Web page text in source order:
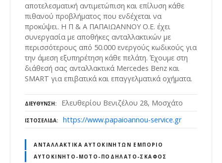
αποτελεσματική αντιμετώπιση και επίλυση κάθε
πιθανού προβλήματος που ενδέχεται να
προκύψει. Η Π & Α ΠΑΠΑΙΩΑΝΝΟΥ Ο.Ε. έχει
συνεργασία με αποθήκες ανταλλακτικών με
περισσότερους από 50.000 ενεργούς κωδικούς για
την άμεση εξυπηρέτηση κάθε πελάτη. Έχουμε στη
διάθεσή σας ανταλλακτικά Mercedes Benz και
SMART για επιβατικά και επαγγελματικά οχήματα.
ΔΙΕΎΘΥΝΣΗ Ελευθερίου Βενιζέλου 28, Μοσχάτο
ΙΣΤΟΣΕΛΊΔΑ https://www.papaioannou-service.gr
ΑΝΤΑΛΛΑΚΤΙΚΆ ΑΥΤΟΚΙΝΉΤΩΝ ΕΜΠΌΡΙΟ
ΑΥΤΟΚΊΝΗΤΟ-ΜΌΤΟ-ΠΟΔΉΛΑΤΟ-ΣΚΆΦΟΣ